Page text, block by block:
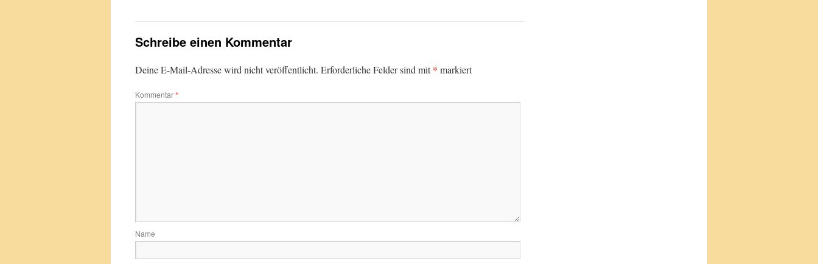
Schreibe einen Kommentar
Deine E-Mail-Adresse wird nicht veröffentlicht. Erforderliche Felder sind mit* markiert
Kommentar*
Name